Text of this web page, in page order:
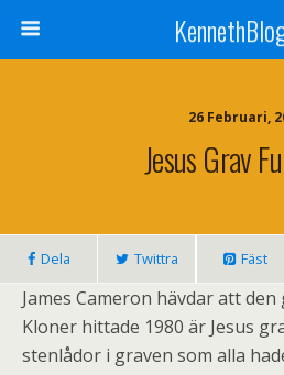
26 Februari,
Jesus Grav
Dela Twittra Fäst
James Cameron hävdar att
Kloner hittade 1980 är Jesus
stenlådor i graven som alla